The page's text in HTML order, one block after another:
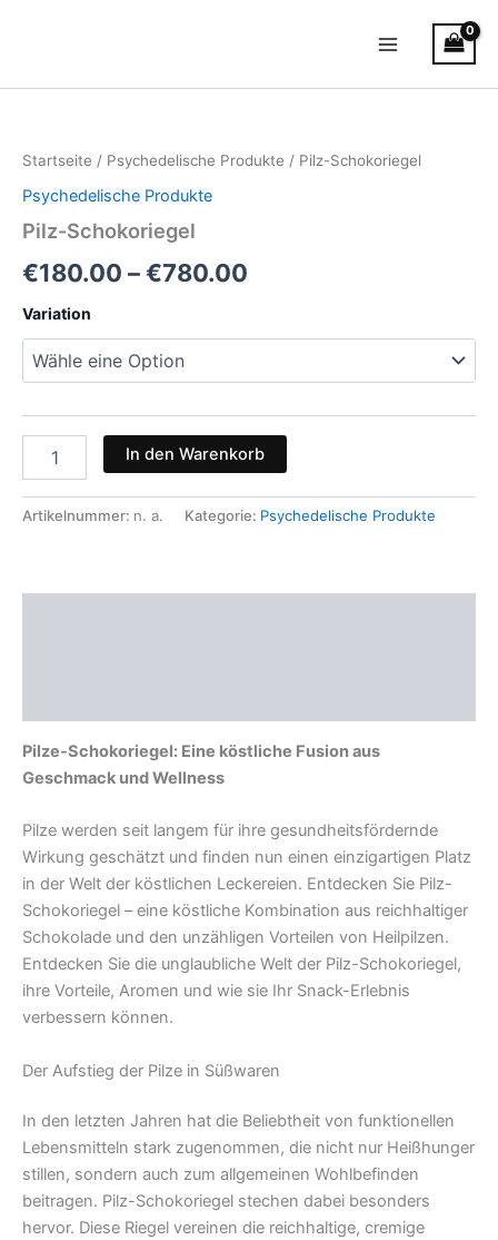
Menu
Startseite / Psychedelische Produkte / Pilz-Schokoriegel
Psychedelische Produkte
Pilz-Schokoriegel
€180.00 –€780.00
€180.00
Variation
In den Warenkorb
Artikelnummer: n. a. Kategorie: Psychedelische Produkte
Pilze-Schokoriegel: Eine köstliche Fusion aus
Geschmack und Wellness
Pilze werden seit langem für ihre gesundheitsfördernde
Wirkung geschätzt und finden nun einen einzigartigen Platz
in der Welt der köstlichen Leckereien. Entdecken Sie Pilz-
Schokoriegel – eine köstliche Kombination aus reichhaltiger
Schokolade und den unzähligen Vorteilen von Heilpilzen.
Entdecken Sie die unglaubliche Welt der Pilz-Schokoriegel,
ihre Vorteile, Aromen und wie sie Ihr Snack-Erlebnis
verbessern können.
Der Aufstieg der Pilze in Süßwaren
In den letzten Jahren hat die Beliebtheit von funktionellen
Lebensmitteln stark zugenommen, die nicht nur Heißhunger
stillen, sondern auch zum allgemeinen Wohlbefinden
beitragen. Pilz-Schokoriegel stechen dabei besonders
hervor. Diese Riegel vereinen die reichhaltige, cremige